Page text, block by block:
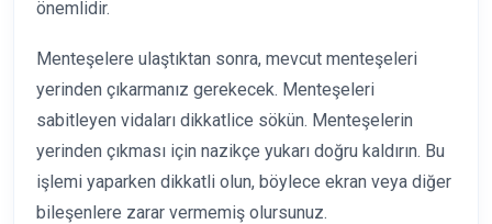
önemlidir.
Menteşelere ulaştıktan sonra, mevcut menteşeleri
yerinden çıkarmanız gerekecek. Menteşeleri
sabitleyen vidaları dikkatlice sökün. Menteşelerin
yerinden çıkması için nazikçe yukarı doğru kaldırın. Bu
işlemi yaparken dikkatli olun, böylece ekran veya diğer
bileşenlere zarar vermemiş olursunuz.